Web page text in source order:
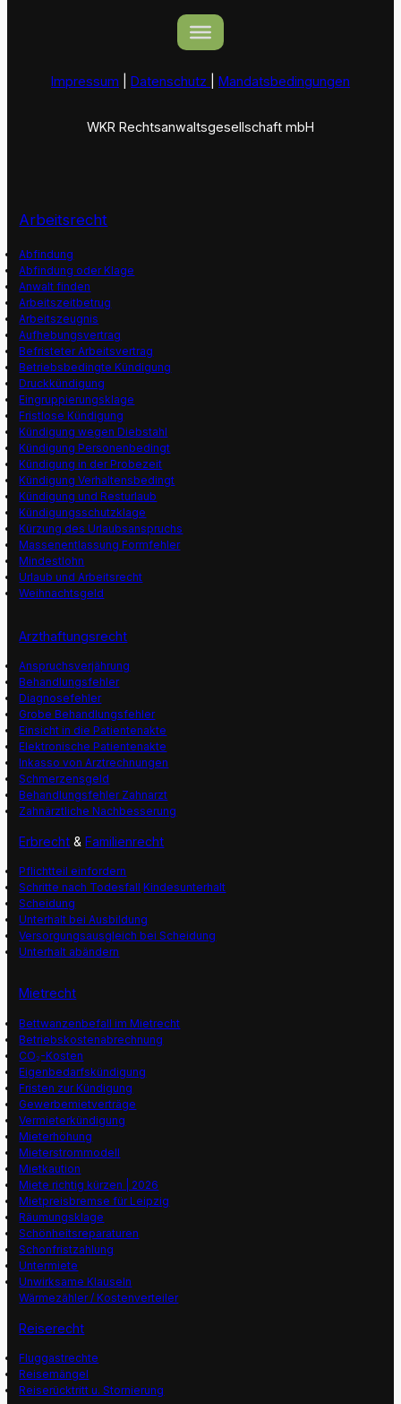
Impressum Datenschutz Mandatsbedingungen
WKR Rechtsanwaltsgesellschaft mbH
Arbeitsrecht
Abfindung
Abfindung oder Klage
Anwalt finden
Arbeitszeitbetrug
Arbeitszeugnis
Aufhebungsvertrag
Befristeter Arbeitsvertrag
Betriebsbedingte Kündigung
Druckkündigung
Eingruppierungsklage
Fristlose Kündigung
Kündigung wegen Diebstahl
Kündigung Personenbedingt
Kündigung in der Probezeit
Kündigung Verhaltensbedingt
Kündigung und Resturlaub
Kündigungsschutzklage
Kürzung des Urlaubsanspruchs
Massenentlassung Formfehler
Mindestlohn
Urlaub und Arbeitsrecht
Weihnachtsgeld
Arzthaftungsrecht
Anspruchsverjährung
Behandlungsfehler
Diagnosefehler
Grobe Behandlungsfehler
Einsicht in die Patientenakte
Elektronische Patientenakte
Inkasso von Arztrechnungen
Schmerzensgeld
Behandlungsfehler Zahnarzt
Zahnärztliche Nachbesserung
Erbrecht &Familienrecht
Pflichtteil einfordern
Schritte nach Todesfall Kindesunterhalt
Scheidung
Unterhalt bei Ausbildung
Versorgungsausgleich bei Scheidung
Unterhalt abändern
Mietrecht
Bettwanzenbefall im Mietrecht
Betriebskostenabrechnung
CO₂-Kosten
Eigenbedarfskündigung
Fristen zur Kündigung
Gewerbemietverträge
Vermieterkündigung
Mieterhöhung
Mieterstrommodell
Mietkaution
Miete richtig kürzen | 2026
Mietpreisbremse für Leipzig
Räumungsklage
Schönheitsreparaturen
Schonfristzahlung
Untermiete
Unwirksame Klauseln
Wärmezähler / Kostenverteiler
Reiserecht
Fluggastrechte
Reisemängel
Reiserücktritt u. Stornierung